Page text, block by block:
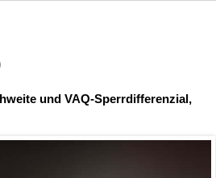
und VAQ-Sperrdifferenzial,